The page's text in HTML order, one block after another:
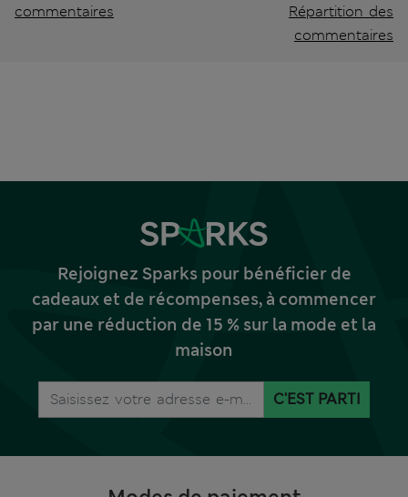
commentaires
Répartition des
commentaires
Rejoignez Sparks pour bénéficier de
cadeaux et de récompenses, à commencer
par une réduction de 15 % sur la mode et la
maison
C'EST PARTI